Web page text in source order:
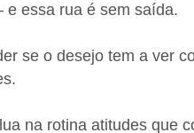
e essa rua é sem saída.
se o desejo tem a ver
na rotina atitudes que